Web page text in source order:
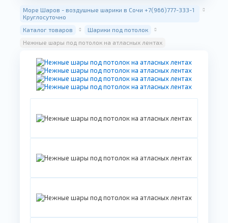
Море Шаров - воздушные шарики в Сочи +7(966)777-333-1
Круглосуточно
Каталог товаров
Шарики под потолок
Нежные шары под потолок на атласных лентах